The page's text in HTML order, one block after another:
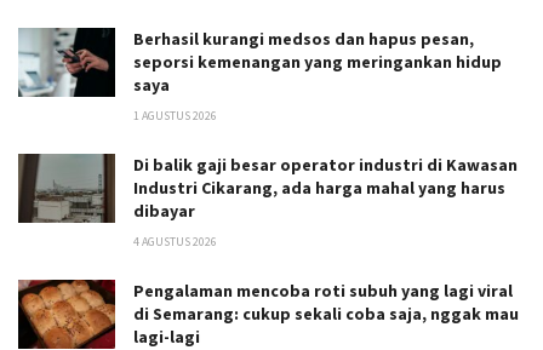
Berhasil kurangi medsos dan hapus pesan,
seporsi kemenangan yang meringankan hidup
saya
1 AGUSTUS 2026
Di balik gaji besar operator industri di Kawasan
Industri Cikarang, ada harga mahal yang harus
dibayar
4 AGUSTUS 2026
Pengalaman mencoba roti subuh yang lagi viral
di Semarang: cukup sekali coba saja, nggak mau
lagi-lagi